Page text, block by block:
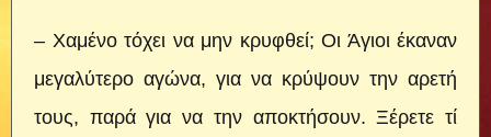
– Χαμένο τόχει να μην κρυφθεί; Οι Άγιοι έκαναν
μεγαλύτερο αγώνα, για να κρύψουν την αρετή
τους, παρά για να την αποκτήσουν. Ξέρετε τί